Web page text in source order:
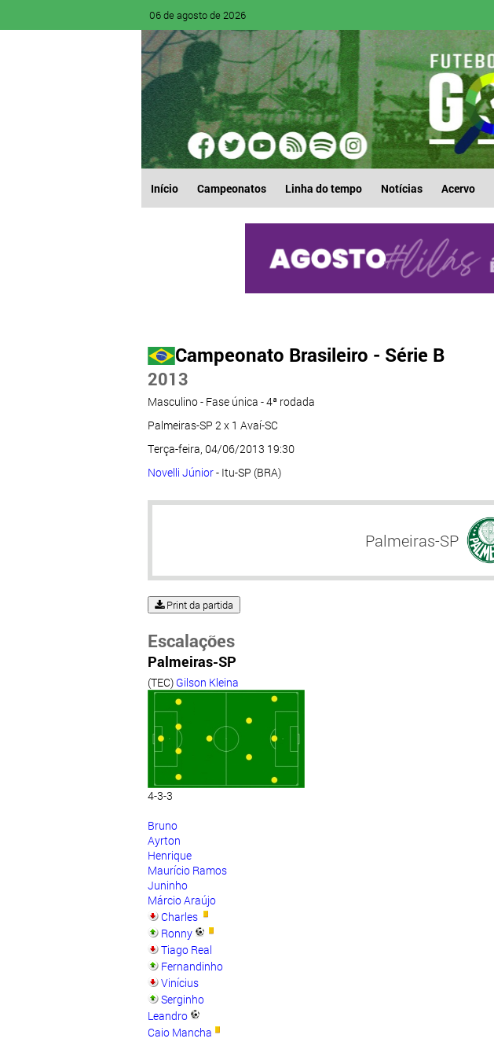
06 de agosto de 2026
Início Campeonatos Linha do tempo Notícias Acervo
Campeonato Brasileiro - Série B
2013
Masculino - Fase única - 4ª rodada
Palmeiras-SP 2 x 1 Avaí-SC
Terça-feira, 04/06/2013 19:30
Novelli Júnior- Itu-SP (BRA)
Palmeiras-SP
Print da partida
Escalações
Palmeiras-SP
(TEC) Gilson Kleina
4-3-3
Bruno
Ayrton
Henrique
Maurício Ramos
Juninho
Márcio Araújo
Charles
Ronny
Tiago Real
Fernandinho
Vinícius
Serginho
Leandro
Caio Mancha